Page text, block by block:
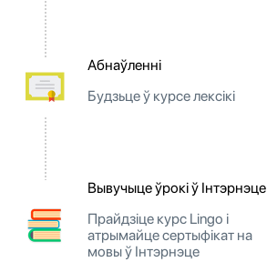
Абнаўленні
Будзьце ў курсе лексікі
Вывучыце ўрокі ў Інтэрнэце
Прайдзіце курс Lingo і
атрымайце сертыфікат на
мовы ў Інтэрнэце